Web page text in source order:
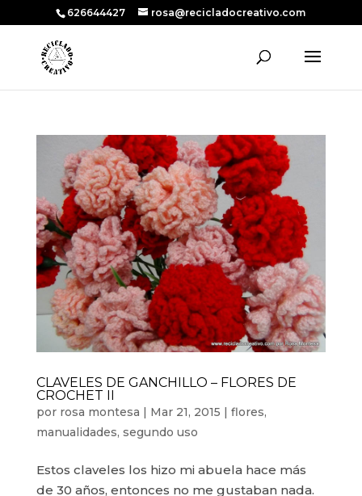
626644427 rosa@recicladocreativo.com
CLAVELES DE GANCHILLO – FLORES DE
CROCHET II
por rosa montesa | Mar 21, 2015 | flores,
manualidades, segundo uso
Estos claveles los hizo mi abuela hace más
de 30 años, entonces no me gustaban nada.